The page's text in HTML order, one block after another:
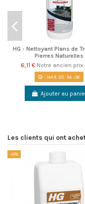
HG - Nettoyant Plans de
Pierres Naturelles
6,11 € Notre ancien prix
144d. 20:54:06
Ajouter au
Les clients qui ont
-10%